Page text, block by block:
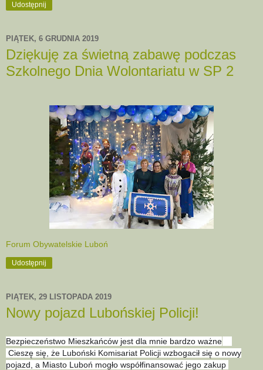
Udostępnij
PIĄTEK, 6 GRUDNIA 2019
Dziękuję za świetną zabawę podczas
Szkolnego Dnia Wolontariatu w SP 2
Forum Obywatelskie Luboń
Udostępnij
PIĄTEK, 29 LISTOPADA 2019
Nowy pojazd Lubońskiej Policji!
Bezpieczeństwo Mieszkańców jest dla mnie bardzo ważne
Cieszę się, że Luboński Komisariat Policji wzbogacił się o nowy
pojazd, a Miasto Luboń mogło współfinansować jego zakup